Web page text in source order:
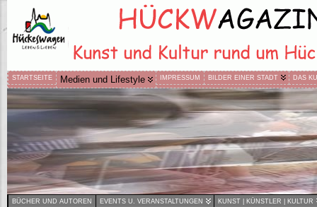
STARTSEITE Medien und Lifestyle IMPRESSUM BILDER EINER STADT DAS
BÜCHER UND AUTOREN EVENTS U. VERANSTALTUNGEN KUNST | KÜNSTLER | KULTUR